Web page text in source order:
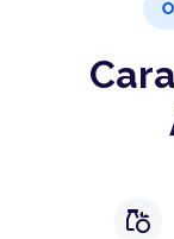
grocery